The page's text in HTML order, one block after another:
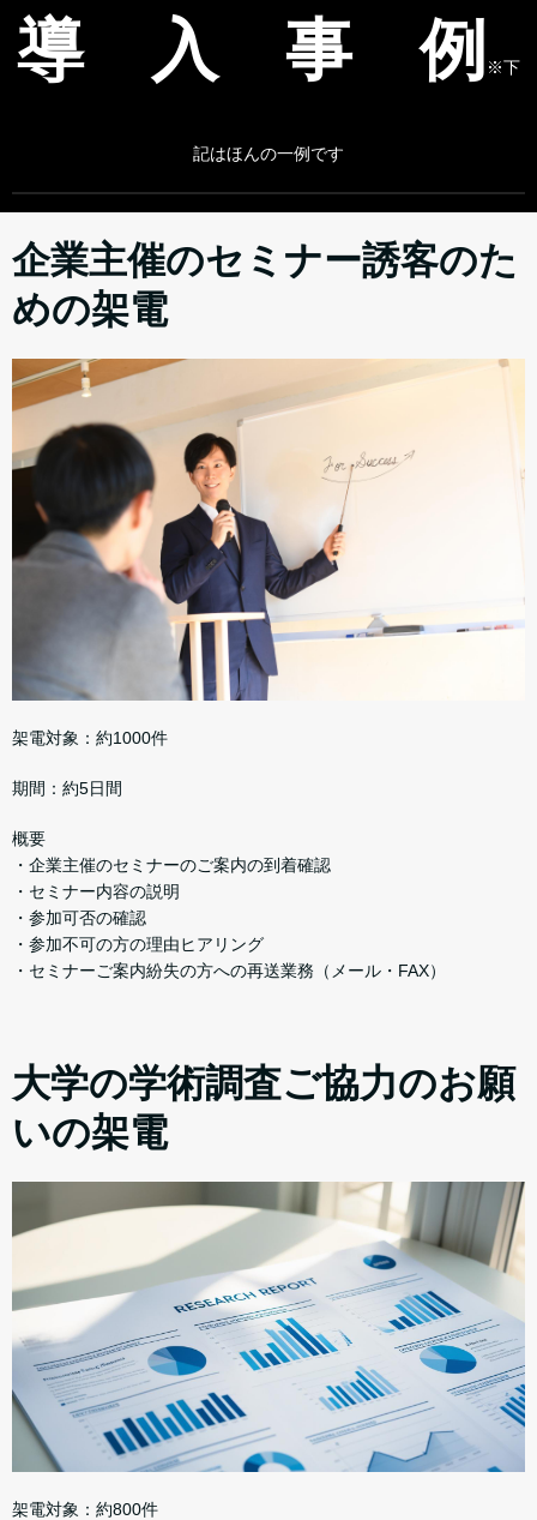
導 入 事 例 ※下
記はほんの一例です
企業主催のセミナー誘客のた
めの架電
架電対象：約1000件
期間：約5日間
概要
・企業主催のセミナーのご案内の到着確認
・セミナー内容の説明
・参加可否の確認
・参加不可の方の理由ヒアリング
・セミナーご案内紛失の方への再送業務（メール・FAX）
大学の学術調査ご協力のお願
いの架電
架電対象：約800件